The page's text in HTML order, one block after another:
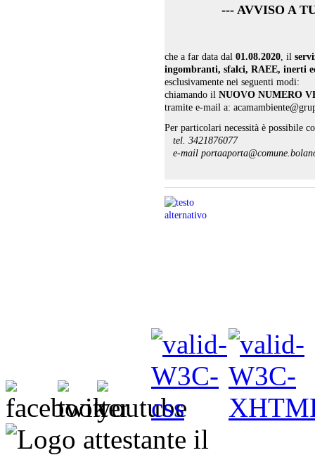
--- AVVISO A
che a far data dal 01.08.2020 , il
ingombranti, sfalci, RAEE, inerti
esclusivamente nei seguenti modi:
chiamando il NUOVO NUMERO
tramite e-mail a:
Per particolari necessità è possibile
tel. 3421876077
e-mail